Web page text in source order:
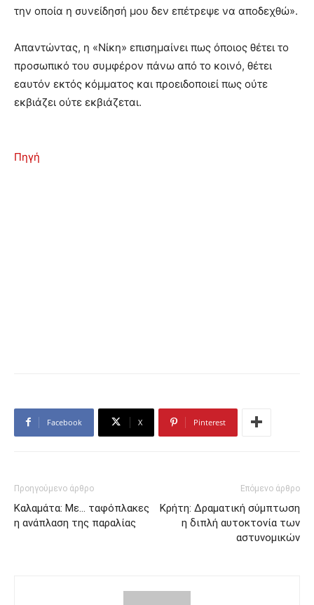
την οποία η συνείδησή μου δεν επέτρεψε να αποδεχθώ».
Απαντώντας, η «Νίκη» επισημαίνει πως όποιος θέτει το
προσωπικό του συμφέρον πάνω από το κοινό, θέτει
εαυτόν εκτός κόμματος και προειδοποιεί πως ούτε
εκβιάζει ούτε εκβιάζεται.
Πηγή
Facebook X Pinterest
Προηγούμενο άρθρο
Καλαμάτα: Με… ταφόπλακες
η ανάπλαση της παραλίας
Επόμενο άρθρο
Κρήτη: Δραματική σύμπτωση
η διπλή αυτοκτονία των
αστυνομικών